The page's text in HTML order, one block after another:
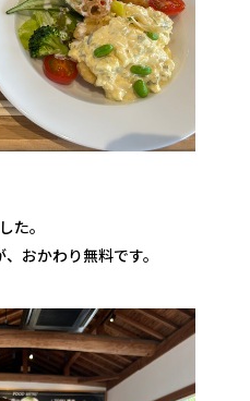
た。
おかわり無料です。